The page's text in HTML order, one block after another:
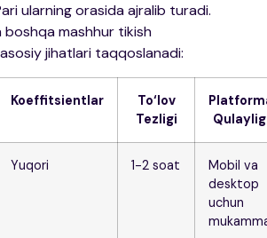
ularning orasida ajralib turadi.
boshqa mashhur tikish
jihatlari taqqoslanadi:
Koeffitsientlar
To‘lov
Tezligi
Yuqori 1-2 soat
Mobil va
desktop
uchun